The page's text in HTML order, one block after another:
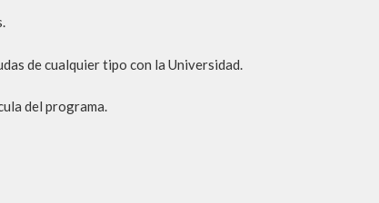
de cualquier tipo con la Universidad.
del programa.